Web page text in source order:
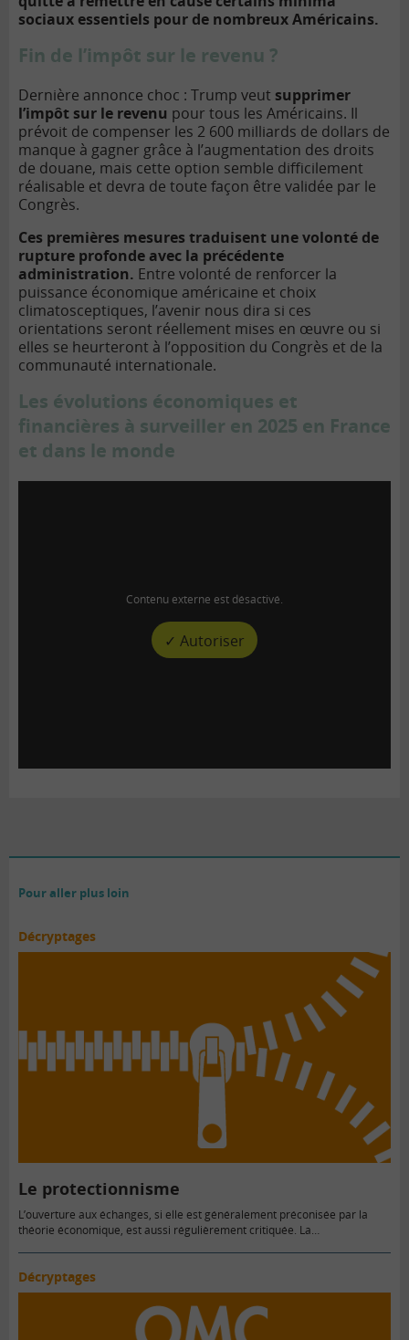
sociaux essentiels pour de nombreux Américains.
Fin de l’impôt sur le revenu ?
Dernière annonce choc : Trump veut supprimer
l’impôt sur le revenu pour tous les Américains. Il
prévoit de compenser les 2 600 milliards de dollars de
manque à gagner grâce à l’augmentation des droits
de douane, mais cette option semble difficilement
réalisable et devra de toute façon être validée par le
Congrès.
Ces premières mesures traduisent une volonté de
rupture profonde avec la précédente
administration. Entre volonté de renforcer la
puissance économique américaine et choix
climatosceptiques, l’avenir nous dira si ces
orientations seront réellement mises en œuvre ou si
elles se heurteront à l’opposition du Congrès et de la
communauté internationale.
Les évolutions économiques et
financières à surveiller en 2025 en France
et dans le monde
Contenu externe est désactivé.
✓ Autoriser
Pour aller plus loin
Décryptages
Le protectionnisme
L’ouverture aux échanges, si elle est généralement préconisée par la
théorie économique, est aussi régulièrement critiquée. La
Décryptages